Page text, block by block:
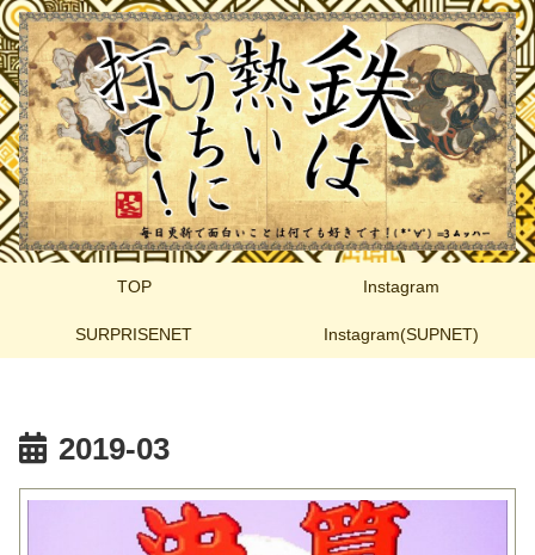
TOP Instagram
SURPRISENET Instagram(SUPNET)
2019-03